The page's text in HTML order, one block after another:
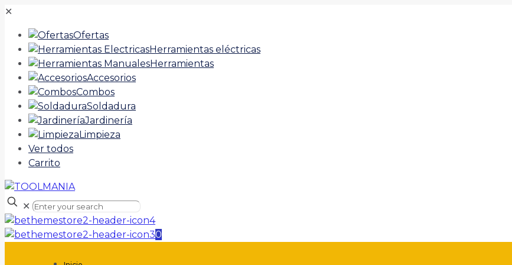
✕
Ofertas
Herramientas eléctricas
Herramientas
Accesorios
Combos
Soldadura
Jardinería
Limpieza
Ver todos
Carrito
✕
0